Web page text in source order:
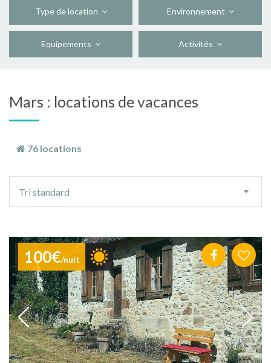
Type de location Environnement
Equipements Activités
Mars : locations de vacances
76 locations
tri
Tri standard
100€/nuit